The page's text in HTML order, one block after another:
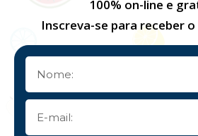
100% on-line e
Inscreva-se para receber o